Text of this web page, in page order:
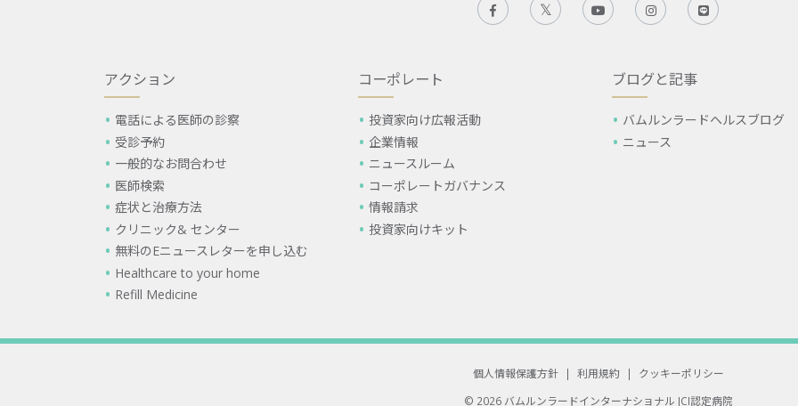
アクション
電話による医師の診察
受診予約
一般的なお問合わせ
医師検索
症状と治療方法
クリニック& センター
無料のEニュースレターを申し込む
Healthcare to your home
Refill Medicine
コーポレート
投資家向け広報活動
企業情報
ニュースルーム
コーポレートガバナンス
情報請求
投資家向けキット
ブログと記事
バムルンラードヘルスブログ
ニュース
個人情報保護方針 | 利用規約 |
クッキーポリシー
© 2026 バムルンラードインターナショナル JCI認定病院